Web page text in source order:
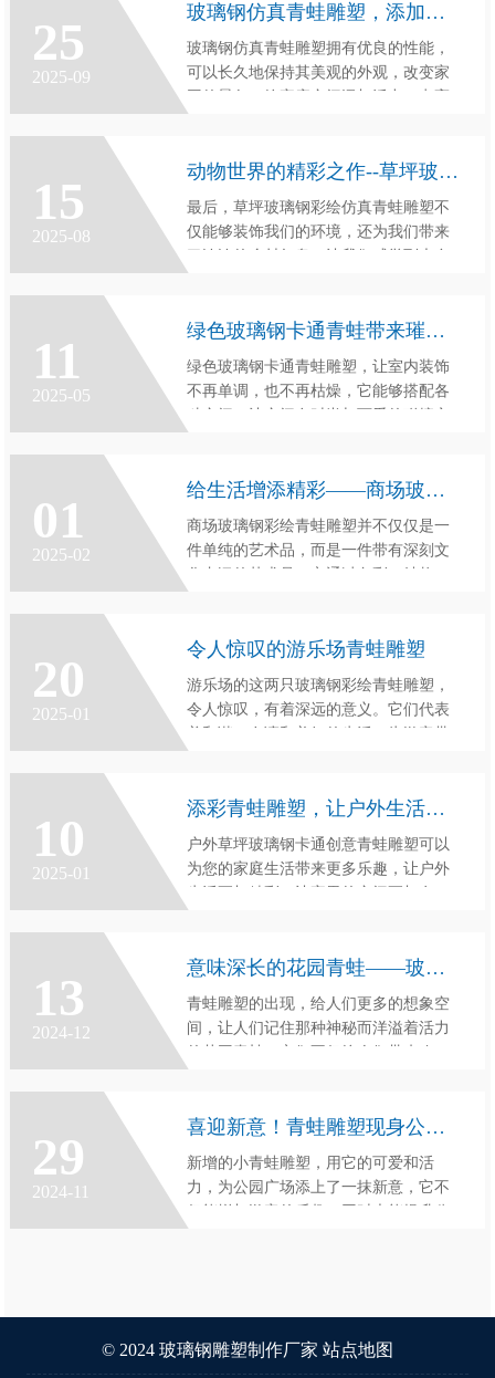
区，以环保的形式，给大家带来一种全
粹的
25
2025-09
玻璃钢仿真青蛙雕塑，添加活力，点亮家园
玻璃钢仿真青蛙雕塑拥有优良的性能，
可以长久地保持其美观的外观，改变家
适。
15
2025-08
动物世界的精彩之作--草坪玻璃钢彩绘仿真青蛙雕塑
最后，草坪玻璃钢彩绘仿真青蛙雕塑不
仅能够装饰我们的环境，还为我们带来
在社会上受到越来越多的关注与追捧。
11
2025-05
绿色玻璃钢卡通青蛙带来璀璨快乐
绿色玻璃钢卡通青蛙雕塑，让室内装饰
不再单调，也不再枯燥，它能够搭配各
让你的生活更加缤纷多彩。带给你璀璨
蛙。
01
2025-02
给生活增添精彩——商场玻璃钢彩绘青蛙雕塑
商场玻璃钢彩绘青蛙雕塑并不仅仅是一
件单纯的艺术品，而是一件带有深刻文
到社会的热情和文化的深厚，让咱们在
20
2025-01
令人惊叹的游乐场青蛙雕塑
游乐场的这两只玻璃钢彩绘青蛙雕塑，
令人惊叹，有着深远的意义。它们代表
的惊喜和惊叹。
10
2025-01
添彩青蛙雕塑，让户外生活更精彩
户外草坪玻璃钢卡通创意青蛙雕塑可以
为您的家庭生活带来更多乐趣，让户外
13
2024-12
意味深长的花园青蛙——玻璃钢卡通雕塑
青蛙雕塑的出现，给人们更多的想象空
间，让人们记住那种神秘而洋溢着活力
29
2024-11
喜迎新意！青蛙雕塑现身公园广场
新增的小青蛙雕塑，用它的可爱和活
力，为公园广场添上了一抹新意，它不
© 2024 玻璃钢雕塑制作厂家 站点地图